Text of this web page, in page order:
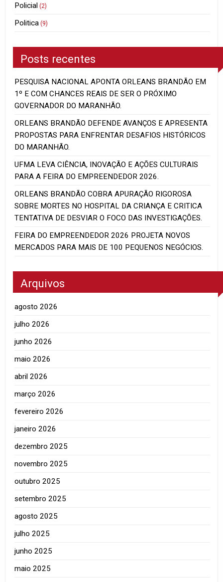
Policial (2)
Politica (9)
Posts recentes
PESQUISA NACIONAL APONTA ORLEANS BRANDÃO EM
1º E COM CHANCES REAIS DE SER O PRÓXIMO
GOVERNADOR DO MARANHÃO.
ORLEANS BRANDÃO DEFENDE AVANÇOS E APRESENTA
PROPOSTAS PARA ENFRENTAR DESAFIOS HISTÓRICOS
DO MARANHÃO.
UFMA LEVA CIÊNCIA, INOVAÇÃO E AÇÕES CULTURAIS
PARA A FEIRA DO EMPREENDEDOR 2026.
ORLEANS BRANDÃO COBRA APURAÇÃO RIGOROSA
SOBRE MORTES NO HOSPITAL DA CRIANÇA E CRITICA
TENTATIVA DE DESVIAR O FOCO DAS INVESTIGAÇÕES.
FEIRA DO EMPREENDEDOR 2026 PROJETA NOVOS
MERCADOS PARA MAIS DE 100 PEQUENOS NEGÓCIOS.
Arquivos
agosto 2026
julho 2026
junho 2026
maio 2026
abril 2026
março 2026
fevereiro 2026
janeiro 2026
dezembro 2025
novembro 2025
outubro 2025
setembro 2025
agosto 2025
julho 2025
junho 2025
maio 2025